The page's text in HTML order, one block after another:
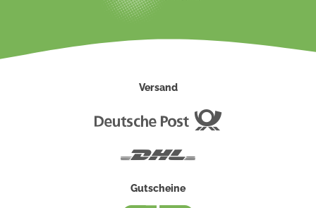
Versand
Gutscheine